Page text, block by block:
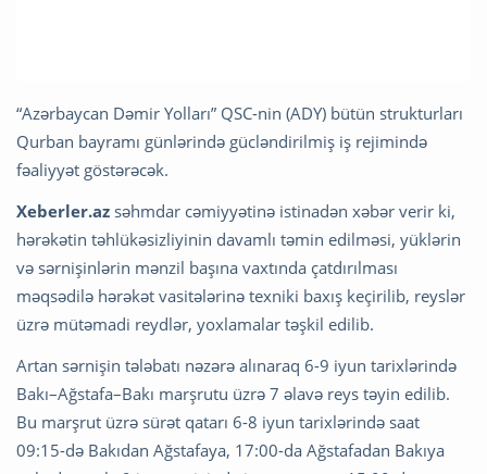
“Azərbaycan Dəmir Yolları” QSC-nin (ADY) bütün strukturları
Qurban bayramı günlərində gücləndirilmiş iş rejimində
fəaliyyət göstərəcək.
Xeberler.az səhmdar cəmiyyətinə istinadən xəbər verir ki,
hərəkətin təhlükəsizliyinin davamlı təmin edilməsi, yüklərin
və sərnişinlərin mənzil başına vaxtında çatdırılması
məqsədilə hərəkət vasitələrinə texniki baxış keçirilib, reyslər
üzrə mütəmadi reydlər, yoxlamalar təşkil edilib.
Artan sərnişin tələbatı nəzərə alınaraq 6-9 iyun tarixlərində
Bakı–Ağstafa–Bakı marşrutu üzrə 7 əlavə reys təyin edilib.
Bu marşrut üzrə sürət qatarı 6-8 iyun tarixlərində saat
09:15-də Bakıdan Ağstafaya, 17:00-da Ağstafadan Bakıya